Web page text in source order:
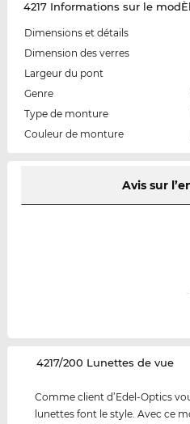
4217 Informations sur le
Dimensions et détails
Dimension des verres
Largeur du pont
Genre
Type de monture
Couleur de monture
Avis sur
‌4217/200 Lunettes de vue
Comme client d’Edel-Optics
lunettes font le style. Avec ce